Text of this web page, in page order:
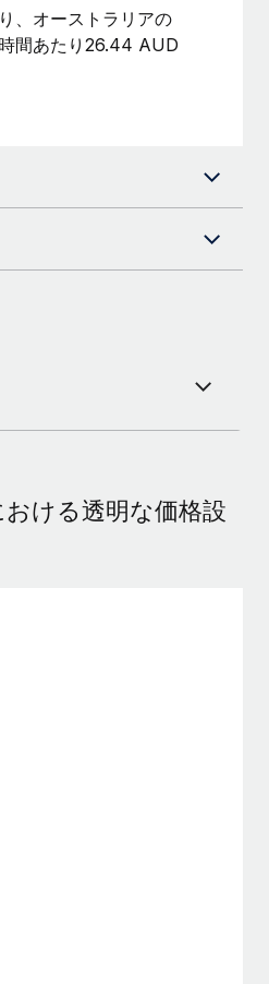
理
にいても、あらゆる規模の企業が
理し、給与を支給できるようにす
しい統合、機能、改良点をリリー
ジネスを守る方法
、オーストラリアの
間あたり26.44 AUD
ける透明な価格設